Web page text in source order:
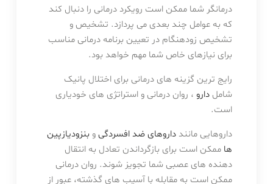
درمانگر شما ممکن است رویکرد درمانی را دنبال کند
که به عوامل چند بعدی می پردازد. تشخیص و
تشخیص زودهنگام در تعیین برنامه درمانی مناسب
برای نیازهای خاص شما مهم خواهد بود.
رایج ترین گزینه های درمانی برای اختلال پانیک
شامل دارو، روان درمانی و استراتژی های خودیاری
است.
داروهایی مانند داروهای ضد افسردگیو بنزودیازپین
ها ممکن است برای بازگرداندن تعادل به انتقال
دهنده های عصبی شما تجویز شوند. روان درمانی
ممکن است به مقابله با آسیب های گذشته، عبور از